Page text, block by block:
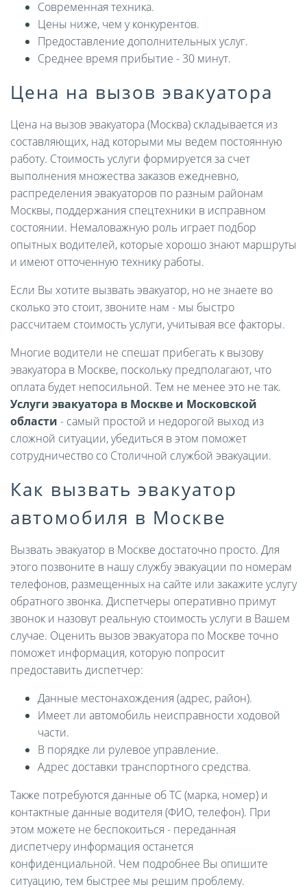
Современная техника.
Цены ниже, чем у конкурентов.
Предоставление дополнительных услуг.
Среднее время прибытие - 30 минут.
Цена на вызов эвакуатора
Цена на вызов эвакуатора (Москва) складывается из
составляющих, над которыми мы ведем постоянную
работу. Стоимость услуги формируется за счет
выполнения множества заказов ежедневно,
распределения эвакуаторов по разным районам
Москвы, поддержания спецтехники в исправном
состоянии. Немаловажную роль играет подбор
опытных водителей, которые хорошо знают маршруты
и имеют отточенную технику работы.
Если Вы хотите вызвать эвакуатор, но не знаете во
сколько это стоит, звоните нам - мы быстро
рассчитаем стоимость услуги, учитывая все факторы.
Многие водители не спешат прибегать к вызову
эвакуатора в Москве, поскольку предполагают, что
оплата будет непосильной. Тем не менее это не так.
Услуги эвакуатора в Москве и Московской
области - самый простой и недорогой выход из
сложной ситуации, убедиться в этом поможет
сотрудничество со Столичной службой эвакуации.
Как вызвать эвакуатор
автомобиля в Москве
Вызвать эвакуатор в Москве достаточно просто. Для
этого позвоните в нашу службу эвакуации по номерам
телефонов, размещенных на сайте или закажите услугу
обратного звонка. Диспетчеры оперативно примут
звонок и назовут реальную стоимость услуги в Вашем
случае. Оценить вызов эвакуатора по Москве точно
поможет информация, которую попросит
предоставить диспетчер:
Данные местонахождения (адрес, район).
Имеет ли автомобиль неисправности ходовой
части.
В порядке ли рулевое управление.
Адрес доставки транспортного средства.
Также потребуются данные об ТС (марка, номер) и
контактные данные водителя (ФИО, телефон). При
этом можете не беспокоиться - переданная
диспетчеру информация останется
конфиденциальной. Чем подробнее Вы опишите
ситуацию, тем быстрее мы решим проблему.